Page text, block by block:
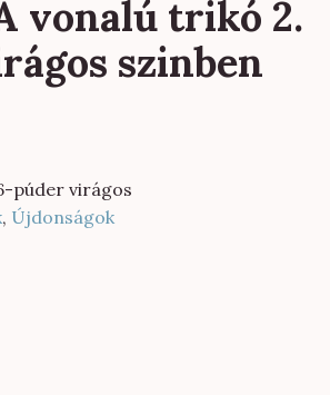
vonalú trikó 2.
szinben
púder virágos
, Újdonságok